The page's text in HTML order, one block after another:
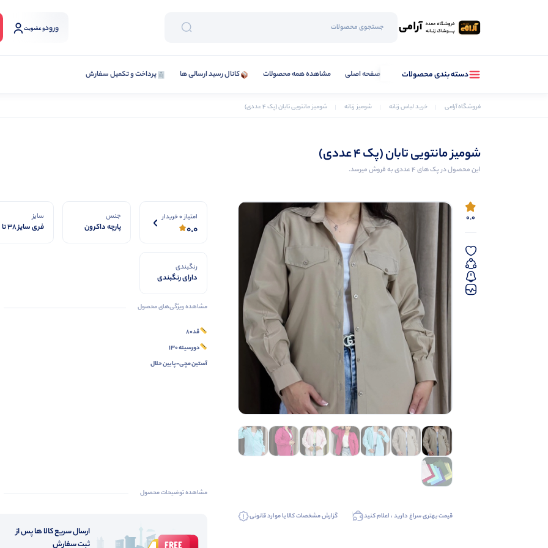
ورودو عضویت
دسته بندی محصولات صفحه اصلی مشاهده همه محصولات کانال رسید ارسالی ها پرداخت و تکمیل سفارش
فروشگاه آرامی خرید لباس زنانه شومیز زنانه شومیز مانتویی تابان (پک 4 عددی)
شومیز مانتویی تابان (پک 4 عددی)
این محصول در پک های 4 عددی به فروش میرسد.
0.0
قیمت بهتری سراغ دارید ، اعلام کنید گزارش مشخصات کالا یا موارد قانونی
امتیاز 0 خریدار
0.0
جنس
پارچه داکرون
سایز
فری سایز 38 تا
رنگبندی
دارای رنگبندی
مشاهده ویژگی‌های محصول
قد80
دورسینه 130
آستین مچی-پایین حلال
مشاهده توضیحات محصول
ارسال سریع کالا ها پس از
ثبت سفارش